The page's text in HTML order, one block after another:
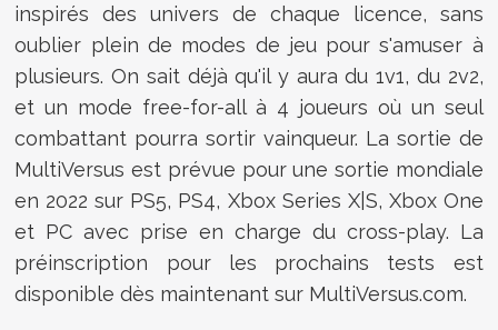
inspirés des univers de chaque licence, sans
oublier plein de modes de jeu pour s'amuser à
plusieurs. On sait déjà qu'il y aura du 1v1, du 2v2,
et un mode free-for-all à 4 joueurs où un seul
combattant pourra sortir vainqueur. La sortie de
MultiVersus est prévue pour une sortie mondiale
en 2022 sur PS5, PS4, Xbox Series X|S, Xbox One
et PC avec prise en charge du cross-play. La
préinscription pour les prochains tests est
disponible dès maintenant sur MultiVersus.com.